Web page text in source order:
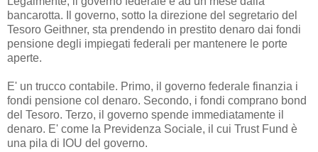
bancarotta. Il governo, sotto la direzione del segretario del
Tesoro Geithner, sta prendendo in prestito denaro dai fondi
pensione degli impiegati federali per mantenere le porte
aperte.
E' un trucco contabile. Primo, il governo federale finanzia i
fondi pensione col denaro. Secondo, i fondi comprano bond
del Tesoro. Terzo, il governo spende immediatamente il
denaro. E' come la Previdenza Sociale, il cui Trust Fund è
una pila di IOU del governo.